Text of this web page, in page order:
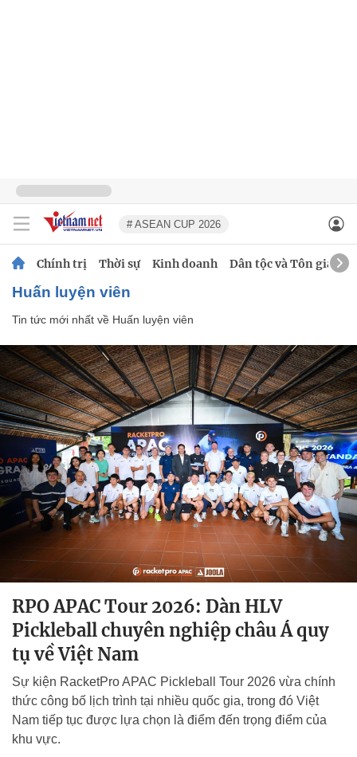
# ASEAN CUP 2026
Chính trị Thời sự Kinh doanh Dân tộc và Tôn giáo
Huấn luyện viên
Tin tức mới nhất về Huấn luyện viên
RPO APAC Tour 2026: Dàn HLV
Pickleball chuyên nghiệp châu Á quy
tụ về Việt Nam
Sự kiện RacketPro APAC Pickleball Tour 2026 vừa chính
thức công bố lịch trình tại nhiều quốc gia, trong đó Việt
Nam tiếp tục được lựa chọn là điểm đến trọng điểm của
khu vực.